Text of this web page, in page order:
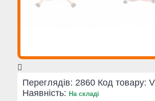
Переглядів: 2860 Код товару:
Наявність: На складі